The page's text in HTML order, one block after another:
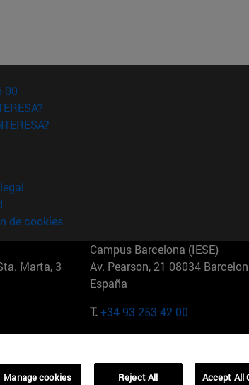
00
de cookies
Marta, 3
Campus Barcelona (IESE)
Av. Pearson, 21 08034
España
T.+34 93 253 42 00
81675
01321001 Bela Vista Brasil
Manage cookies Reject All Accept All